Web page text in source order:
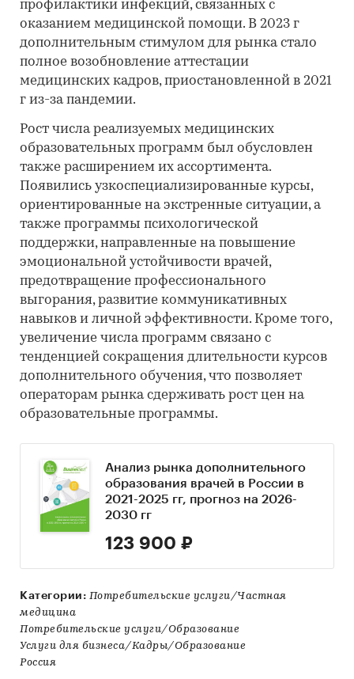
профилактики инфекций, связанных с
оказанием медицинской помощи. В 2023 г
дополнительным стимулом для рынка стало
полное возобновление аттестации
медицинских кадров, приостановленной в 2021
г из-за пандемии.
Рост числа реализуемых медицинских
образовательных программ был обусловлен
также расширением их ассортимента.
Появились узкоспециализированные курсы,
ориентированные на экстренные ситуации, а
также программы психологической
поддержки, направленные на повышение
эмоциональной устойчивости врачей,
предотвращение профессионального
выгорания, развитие коммуникативных
навыков и личной эффективности. Кроме того,
увеличение числа программ связано с
тенденцией сокращения длительности курсов
дополнительного обучения, что позволяет
операторам рынка сдерживать рост цен на
образовательные программы.
Анализ рынка дополнительного
образования врачей в России в
2021-2025 гг, прогноз на 2026-
2030 гг
123 900 ₽
Категории: Потребительские услуги/Частная
медицина
Потребительские услуги/Образование
Услуги для бизнеса/Кадры/Образование
Россия